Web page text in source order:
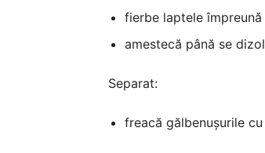
fierbe laptele împreună
amestecă până se
Separat:
freacă gălbenușurile